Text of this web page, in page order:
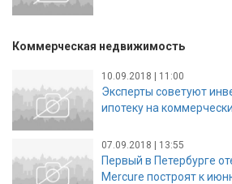
Коммерческая недвижимость
10.09.2018 | 11:00
Эксперты советуют
ипотеку на
07.09.2018 | 13:55
Первый в Петербурге
Mercure построят к